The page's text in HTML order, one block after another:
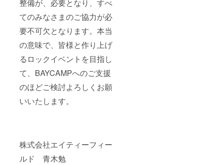
整備が、必要となり、すべ
てのみなさまのご協力が必
要不可欠となります。本当
の意味で、皆様と作り上げ
るロックイベントを目指し
て、BAYCAMPへのご支援
のほどご検討よろしくお願
いいたします。
株式会社エイティーフィー
ルド 青木勉